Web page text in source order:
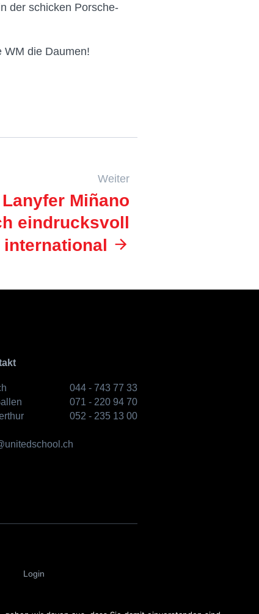
der schicken Porsche-
WM die Daumen!
Weiter
Miñano
eindrucksvoll
international
044 - 743 77 33
071 - 220 94 70
052 - 235 13 00
Login